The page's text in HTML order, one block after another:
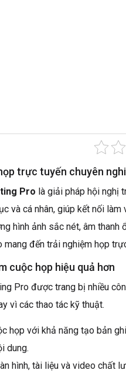
trực tuyến chuyên
Pro là giải pháp hội nghị
và cá nhân, giúp kết nối
hình ảnh sắc nét, âm thanh
đến trải nghiệm họp
cuộc họp hiệu quả hơn
Pro được trang bị nhiều
vì các thao tác kỹ thuật.
họp với khả năng tạo bản
dung.
hình, tài liệu và video chất